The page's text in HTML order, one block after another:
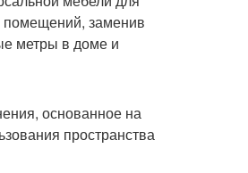
помещений, заменив
метры в доме и
основанное на
пространства